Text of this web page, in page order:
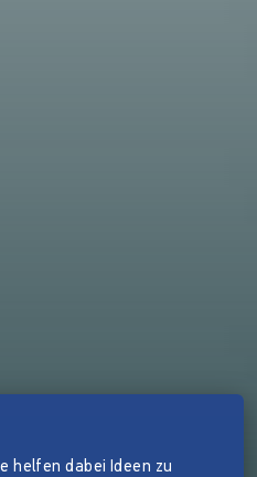
helfen dabei Ideen zu